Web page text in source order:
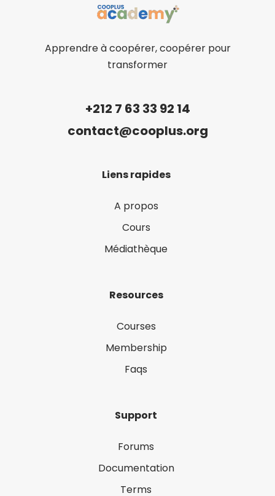
Apprendre à coopérer, coopérer pour
transformer
+212 7 63 33 92 14
contact@cooplus.org
Liens rapides
A propos
Cours
Médiathèque
Resources
Courses
Membership
Faqs
Support
Forums
Documentation
Terms